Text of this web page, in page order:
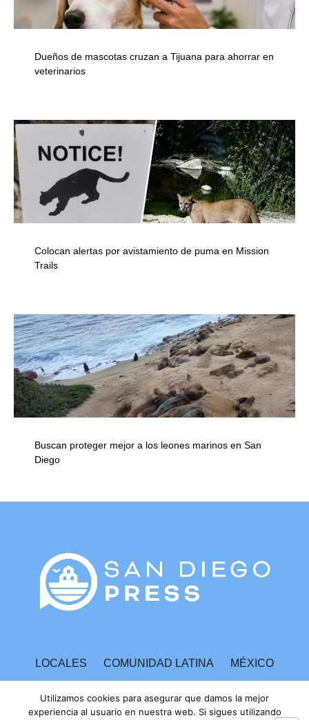
Dueños de mascotas cruzan a Tijuana para ahorrar en
veterinarios
Colocan alertas por avistamiento de puma en Mission
Trails
Buscan proteger mejor a los leones marinos en San
Diego
LOCALES COMUNIDAD LATINA MÉXICO
ESPECTÁCULOS TECNOLOGÍA ECONOMÍA
Utilizamos cookies para asegurar que damos la mejor
experiencia al usuario en nuestra web. Si sigues utilizando